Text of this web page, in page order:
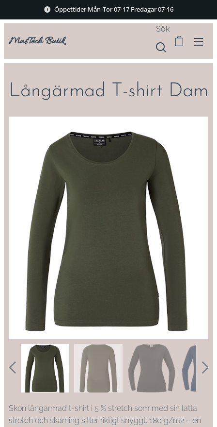
Öppettider Mån-Tor 07-17 Fredagar 07-16
MasTech Butik
Sök
Långärmad T-shirt Dam
Skön långärmad t-shirt i 5 % stretch som med sin lätta
stretch och skärning sitter riktigt snyggt. 180 g/m2 – en